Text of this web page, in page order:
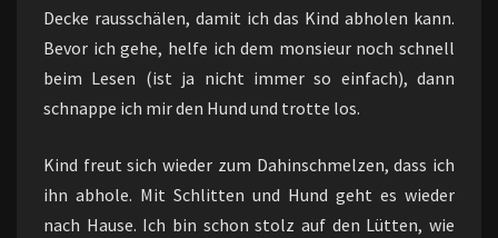
Decke rausschälen, damit ich das Kind abholen kann.
Bevor ich gehe, helfe ich dem monsieur noch schnell
beim Lesen (ist ja nicht immer so einfach), dann
schnappe ich mir den Hund und trotte los.
Kind freut sich wieder zum Dahinschmelzen, dass ich
ihn abhole. Mit Schlitten und Hund geht es wieder
nach Hause. Ich bin schon stolz auf den Lütten, wie